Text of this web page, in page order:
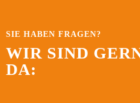
SIE HABEN FRAGEN?
WIR SIND
DA: